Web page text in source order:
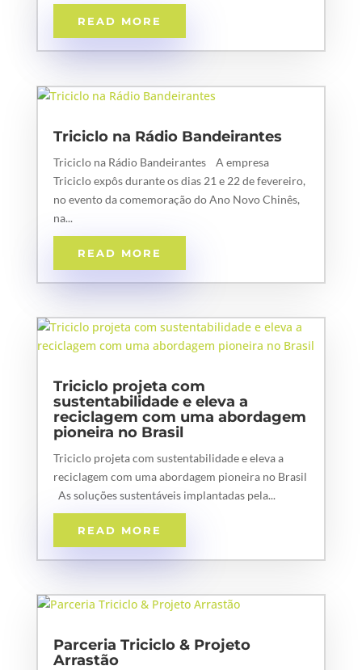
READ MORE
Triciclo na Rádio Bandeirantes
Triciclo na Rádio Bandeirantes A empresa
Triciclo expôs durante os dias 21 e 22 de fevereiro,
no evento da comemoração do Ano Novo Chinês,
na...
READ MORE
Triciclo projeta com
sustentabilidade e eleva a
reciclagem com uma abordagem
pioneira no Brasil
Triciclo projeta com sustentabilidade e eleva a
reciclagem com uma abordagem pioneira no Brasil
As soluções sustentáveis implantadas pela...
READ MORE
Parceria Triciclo & Projeto
Arrastão